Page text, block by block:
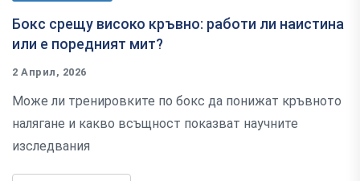
Бокс срещу високо кръвно: работи ли наистина
или е поредният мит?
2 Април, 2026
Може ли тренировките по бокс да понижат кръвното
налягане и какво всъщност показват научните
изследвания